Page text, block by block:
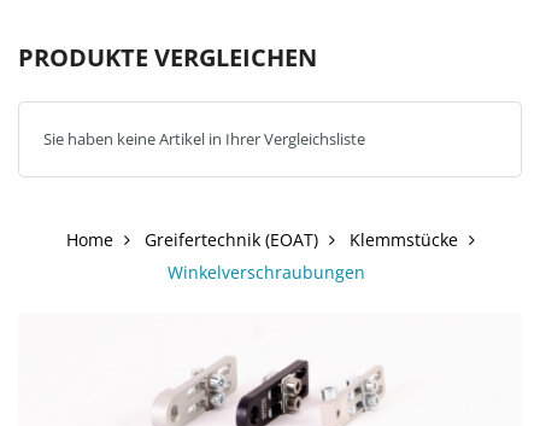
PRODUKTE VERGLEICHEN
Sie haben keine Artikel in Ihrer Vergleichsliste
Home Greifertechnik (EOAT)
Klemmstücke
Winkelverschraubungen